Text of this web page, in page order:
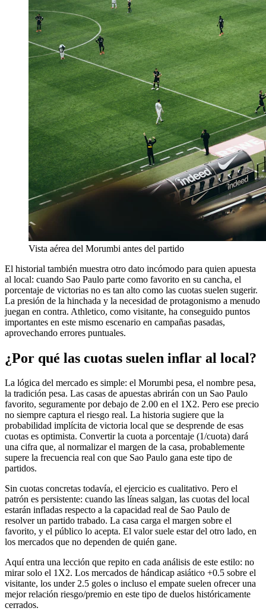
Vista aérea del Morumbi antes del partido
El historial también muestra otro dato incómodo para quien apuesta
al local: cuando Sao Paulo parte como favorito en su cancha, el
porcentaje de victorias no es tan alto como las cuotas suelen sugerir.
La presión de la hinchada y la necesidad de protagonismo a menudo
juegan en contra. Athletico, como visitante, ha conseguido puntos
importantes en este mismo escenario en campañas pasadas,
aprovechando errores puntuales.
¿Por qué las cuotas suelen inflar al local?
La lógica del mercado es simple: el Morumbi pesa, el nombre pesa,
la tradición pesa. Las casas de apuestas abrirán con un Sao Paulo
favorito, seguramente por debajo de 2.00 en el 1X2. Pero ese precio
no siempre captura el riesgo real. La historia sugiere que la
probabilidad implícita de victoria local que se desprende de esas
cuotas es optimista. Convertir la cuota a porcentaje (1/cuota) dará
una cifra que, al normalizar el margen de la casa, probablemente
supere la frecuencia real con que Sao Paulo gana este tipo de
partidos.
Sin cuotas concretas todavía, el ejercicio es cualitativo. Pero el
patrón es persistente: cuando las líneas salgan, las cuotas del local
estarán infladas respecto a la capacidad real de Sao Paulo de
resolver un partido trabado. La casa carga el margen sobre el
favorito, y el público lo acepta. El valor suele estar del otro lado, en
los mercados que no dependen de quién gane.
Aquí entra una lección que repito en cada análisis de este estilo: no
mirar solo el 1X2. Los mercados de hándicap asiático +0.5 sobre el
visitante, los under 2.5 goles o incluso el empate suelen ofrecer una
mejor relación riesgo/premio en este tipo de duelos históricamente
cerrados.